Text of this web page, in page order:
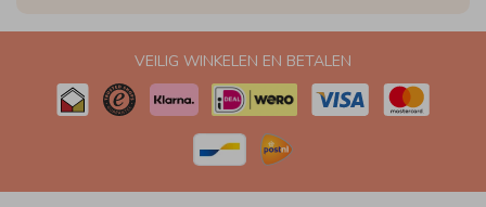
VEILIG WINKELEN EN BETALEN